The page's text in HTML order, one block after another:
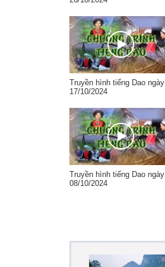
Truyền hình tiếng Dao ngày
17/10/2024
Truyền hình tiếng Dao ngày
08/10/2024